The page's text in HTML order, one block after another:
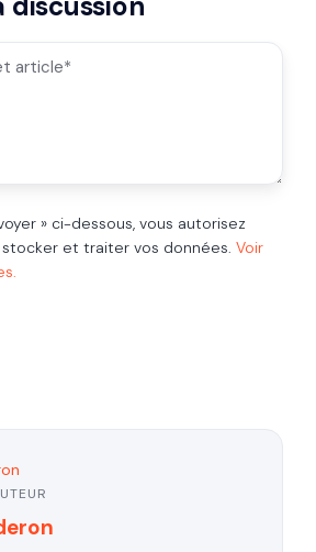
» ci-dessous, vous autorisez
stocker et traiter vos données. Voir